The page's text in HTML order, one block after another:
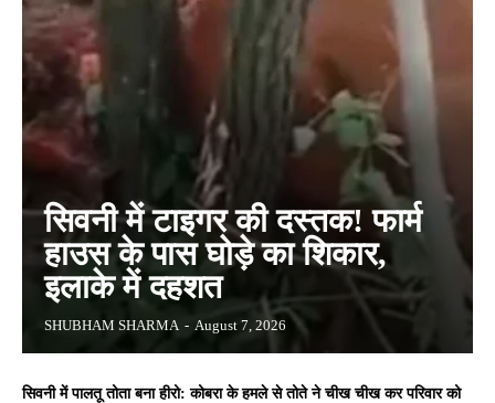
सिवनी में टाइगर की दस्तक! फार्म
हाउस के पास घोड़े का शिकार,
इलाके में दहशत
SHUBHAM SHARMA - August 7, 2026
सिवनी में पालतू तोता बना हीरो: कोबरा के हमले से तोते ने चीख चीख कर परिवार को